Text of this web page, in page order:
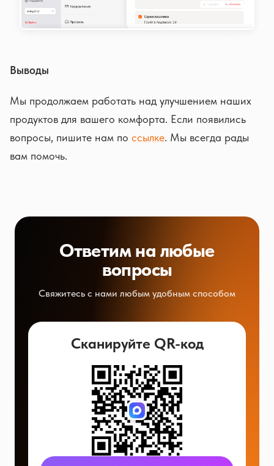
Выводы
Мы продолжаем работать над улучшением наших
продуктов для вашего комфорта. Если появились
вопросы, пишите нам по ссылке. Мы всегда рады
вам помочь.
Ответим на любые
вопросы
Свяжитесь с нами любым удобным способом
Сканируйте QR-код